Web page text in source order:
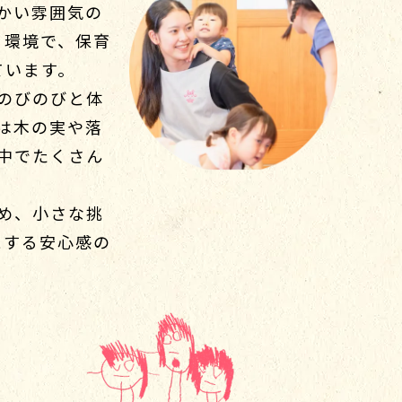
い雰囲気の
境で、保育
ます。
びのびと体
木の実や落
でたくさん
、小さな挑
る安心感の